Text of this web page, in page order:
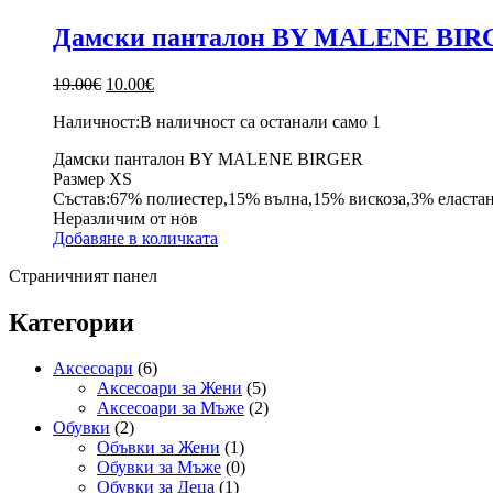
Дамски панталон BY MALENE
19.00€ Original
was:
10.00€Текущата
е:
Наличност:В наличност са останали само 1
Дамски панталон BY MALENE BIRGER
Размер XS
Състав:67% полиестер,15% вълна,15% вискоза,3% еластан
Неразличим от нов
Добавяне в количката
Страничният панел
Категории
Аксесоари (6)
Аксесоари за Жени (5)
Аксесоари за Мъже (2)
Обувки (2)
Объвки за Жени (1)
Обувки за Мъже (0)
Обувки за Деца (1)